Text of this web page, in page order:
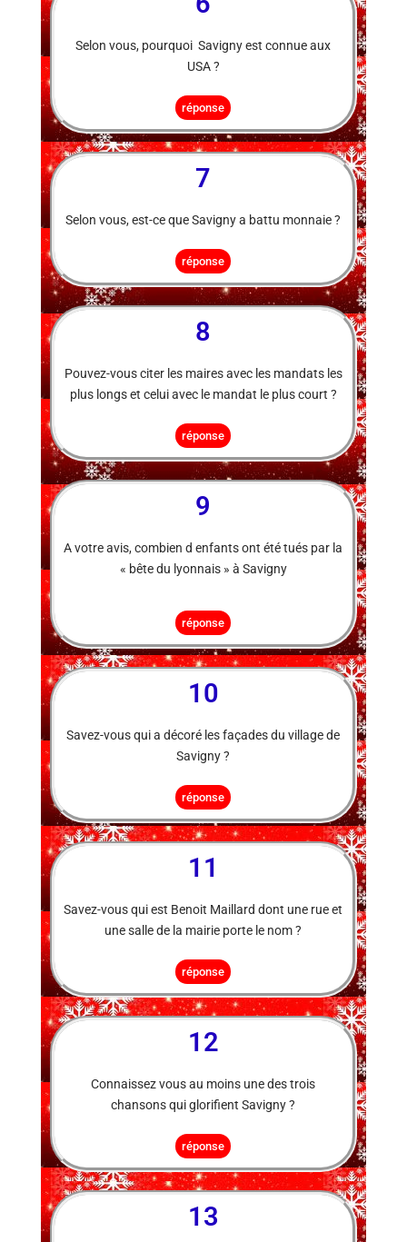
Selon vous, pourquoi Savigny est connue aux
USA ?
réponse
7
Selon vous, est-ce que Savigny a battu monnaie ?
réponse
8
Pouvez-vous citer les maires avec les mandats les
plus longs et celui avec le mandat le plus court ?
réponse
9
A votre avis, combien d enfants ont été tués par la
« bête du lyonnais » à Savigny
réponse
10
Savez-vous qui a décoré les façades du village de
Savigny ?
réponse
11
Savez-vous qui est Benoit Maillard dont une rue et
une salle de la mairie porte le nom ?
réponse
12
Connaissez vous au moins une des trois
chansons qui glorifient Savigny ?
réponse
13